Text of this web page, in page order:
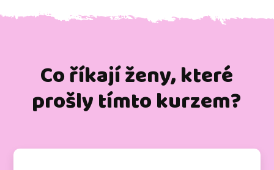
Co říkají ženy, které
prošly tímto kurzem?